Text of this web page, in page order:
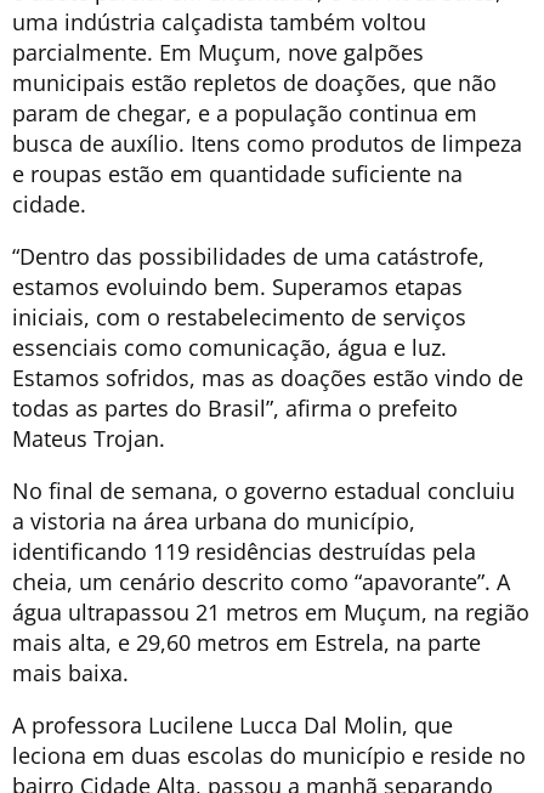
uma indústria calçadista também voltou
parcialmente. Em Muçum, nove galpões
municipais estão repletos de doações, que não
param de chegar, e a população continua em
busca de auxílio. Itens como produtos de limpeza
e roupas estão em quantidade suficiente na
cidade.
“Dentro das possibilidades de uma catástrofe,
estamos evoluindo bem. Superamos etapas
iniciais, com o restabelecimento de serviços
essenciais como comunicação, água e luz.
Estamos sofridos, mas as doações estão vindo de
todas as partes do Brasil”, afirma o prefeito
Mateus Trojan.
No final de semana, o governo estadual concluiu
a vistoria na área urbana do município,
identificando 119 residências destruídas pela
cheia, um cenário descrito como “apavorante”. A
água ultrapassou 21 metros em Muçum, na região
mais alta, e 29,60 metros em Estrela, na parte
mais baixa.
A professora Lucilene Lucca Dal Molin, que
leciona em duas escolas do município e reside no
bairro Cidade Alta, passou a manhã separando